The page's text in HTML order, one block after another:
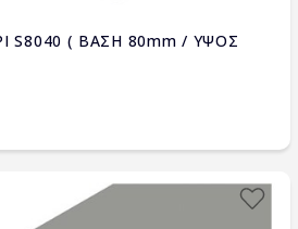
S8040 ( ΒΑΣΗ 80mm / ΥΨΟΣ